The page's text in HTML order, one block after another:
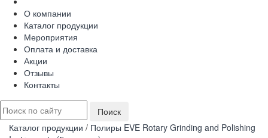
О компании
Каталог продукции
Мероприятия
Оплата и доставка
Акции
Отзывы
Контакты
Каталог продукции / Полиры EVE Rotary Grinding and Polishing